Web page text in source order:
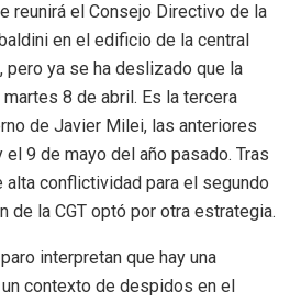
reunirá el Consejo Directivo de la
en el edificio de la central
pero ya se ha deslizado que la
8 de abril. Es la tercera
de Javier Milei, las anteriores
9 de mayo del año pasado. Tras
alta conflictividad para el segundo
de la CGT optó por otra estrategia.
interpretan que hay una
contexto de despidos en el